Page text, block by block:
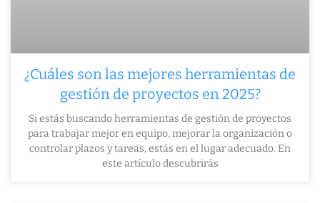
¿Cuáles son las mejores herramientas de
gestión de proyectos en 2025?
Si estás buscando herramientas de gestión de proyectos
para trabajar mejor en equipo, mejorar la organización o
controlar plazos y tareas, estás en el lugar adecuado. En
este artículo descubrirás